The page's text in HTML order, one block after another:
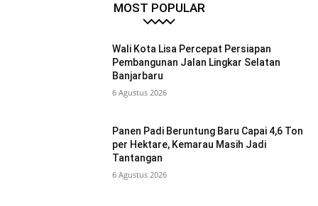
MOST POPULAR
Wali Kota Lisa Percepat Persiapan
Pembangunan Jalan Lingkar Selatan
Banjarbaru
6 Agustus 2026
Panen Padi Beruntung Baru Capai 4,6 Ton
per Hektare, Kemarau Masih Jadi
Tantangan
6 Agustus 2026